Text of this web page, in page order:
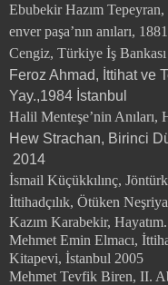
Ebubekir Hazım
enver paşa’nın anıları,
Cengiz, Türkiye İş
Feroz Ahmad, İttihat ve
Yay.,1984 İstanbul
Halil Menteşe’nin Anıları,
Hew Strachan, Birinci
2014
İsmail Küçükkılınç,
İttihadçılık, Ötüken
Kazım Karabekir, Hayatım.
Mehmet Emin Elmacı,
Kitapevi, İstanbul 2005
Mehmet Tevfik Biren, II.